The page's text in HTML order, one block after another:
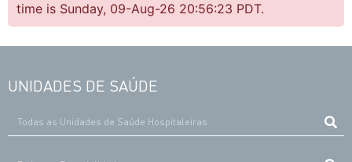
time is Sunday, 09-Aug-26 20:56:23 PDT.
UNIDADES DE SAÚDE